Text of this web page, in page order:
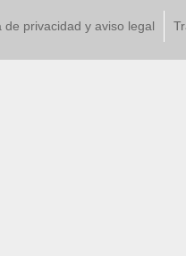
de privacidad y aviso legal